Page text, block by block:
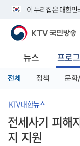
이 누리집은 대한
공식 누리집 주소 확
니다.
이밖에 or.kr 또는
서 도메인 주소를 확
KTV 국민방송
뉴스 프로
전체 정책 문화
KTV 대한뉴스
전세사기 피해
지 지원